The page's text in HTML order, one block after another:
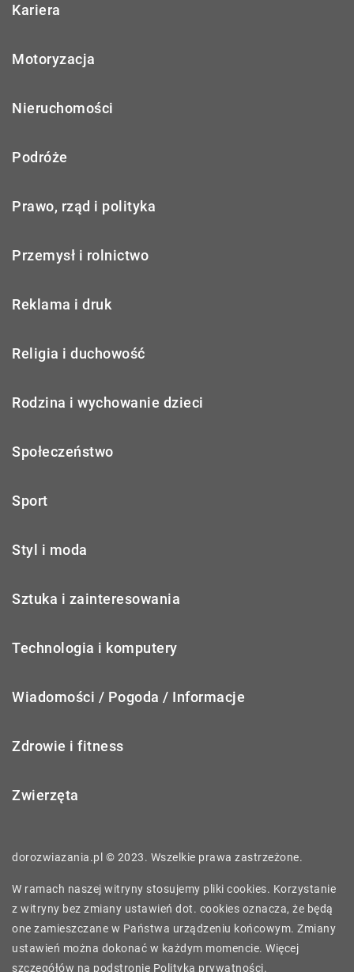
Kariera
Motoryzacja
Nieruchomości
Podróże
Prawo, rząd i polityka
Przemysł i rolnictwo
Reklama i druk
Religia i duchowość
Rodzina i wychowanie dzieci
Społeczeństwo
Sport
Styl i moda
Sztuka i zainteresowania
Technologia i komputery
Wiadomości / Pogoda / Informacje
Zdrowie i fitness
Zwierzęta
dorozwiazania.pl © 2023. Wszelkie prawa zastrzeżone.
W ramach naszej witryny stosujemy pliki cookies. Korzystanie
z witryny bez zmiany ustawień dot. cookies oznacza, że będą
one zamieszczane w Państwa urządzeniu końcowym. Zmiany
ustawień można dokonać w każdym momencie. Więcej
szczegółów na podstronie Polityka prywatności.